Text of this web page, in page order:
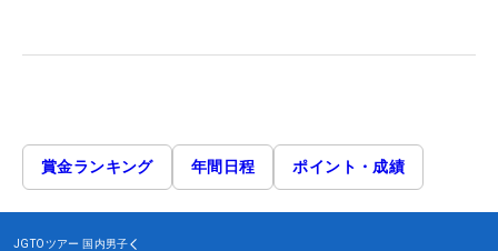
賞金ランキング 年間日程 ポイント・成績
JGTOツアー 国内男子